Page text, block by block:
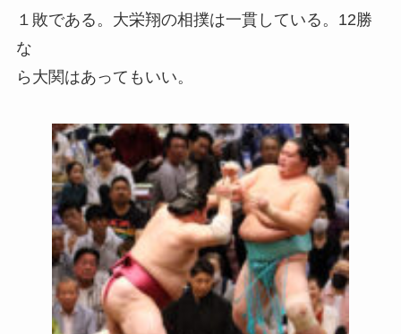
１敗である。大栄翔の相撲は一貫している。12勝
な
ら大関はあってもいい。